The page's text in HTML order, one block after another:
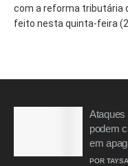
com a reforma tributária
feito nesta quinta-feira
Ataques
podem
em
POR